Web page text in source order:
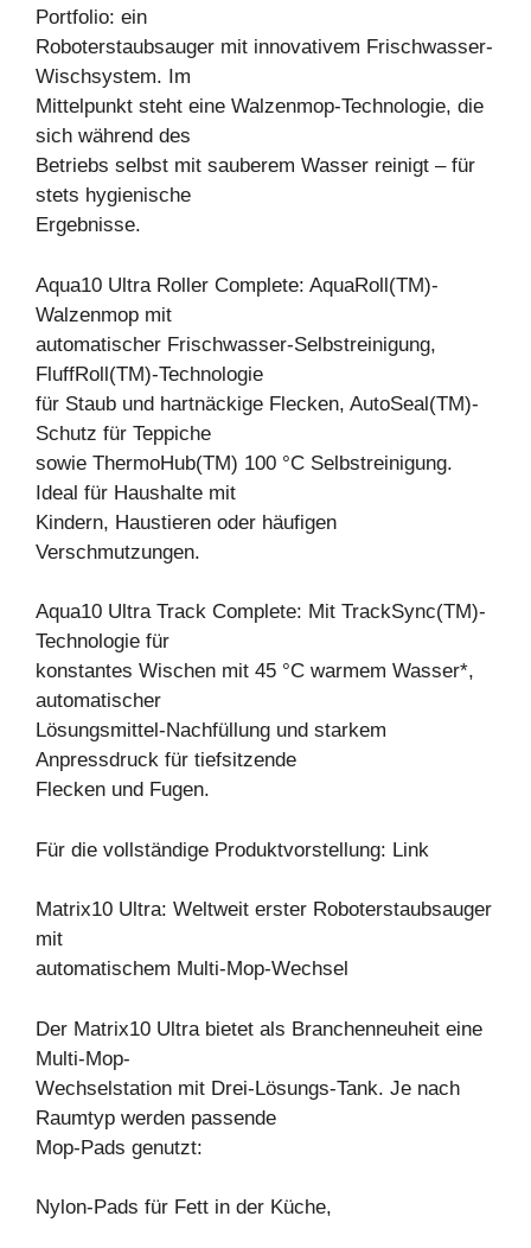
Portfolio: ein
Roboterstaubsauger mit innovativem Frischwasser-
Wischsystem. Im
Mittelpunkt steht eine Walzenmop-Technologie, die
sich während des
Betriebs selbst mit sauberem Wasser reinigt – für
stets hygienische
Ergebnisse.
Aqua10 Ultra Roller Complete: AquaRoll(TM)-
Walzenmop mit
automatischer Frischwasser-Selbstreinigung,
FluffRoll(TM)-Technologie
für Staub und hartnäckige Flecken, AutoSeal(TM)-
Schutz für Teppiche
sowie ThermoHub(TM) 100 °C Selbstreinigung.
Ideal für Haushalte mit
Kindern, Haustieren oder häufigen
Verschmutzungen.
Aqua10 Ultra Track Complete: Mit TrackSync(TM)-
Technologie für
konstantes Wischen mit 45 °C warmem Wasser*,
automatischer
Lösungsmittel-Nachfüllung und starkem
Anpressdruck für tiefsitzende
Flecken und Fugen.
Für die vollständige Produktvorstellung: Link
Matrix10 Ultra: Weltweit erster Roboterstaubsauger
mit
automatischem Multi-Mop-Wechsel
Der Matrix10 Ultra bietet als Branchenneuheit eine
Multi-Mop-
Wechselstation mit Drei-Lösungs-Tank. Je nach
Raumtyp werden passende
Mop-Pads genutzt:
Nylon-Pads für Fett in der Küche,